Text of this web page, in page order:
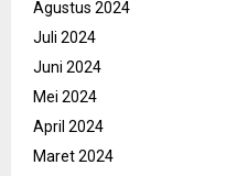
Agustus 2024
Juli 2024
Juni 2024
Mei 2024
April 2024
Maret 2024